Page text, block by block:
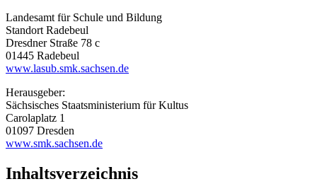
Landesamt für Schule und Bildung
Standort Radebeul
Dresdner Straße 78 c
01445 Radebeul
www.lasub.smk.sachsen.de
Herausgeber:
Sächsisches Staatsministerium für Kultus
Carolaplatz 1
01097 Dresden
www.smk.sachsen.de
Inhaltsverzeichnis